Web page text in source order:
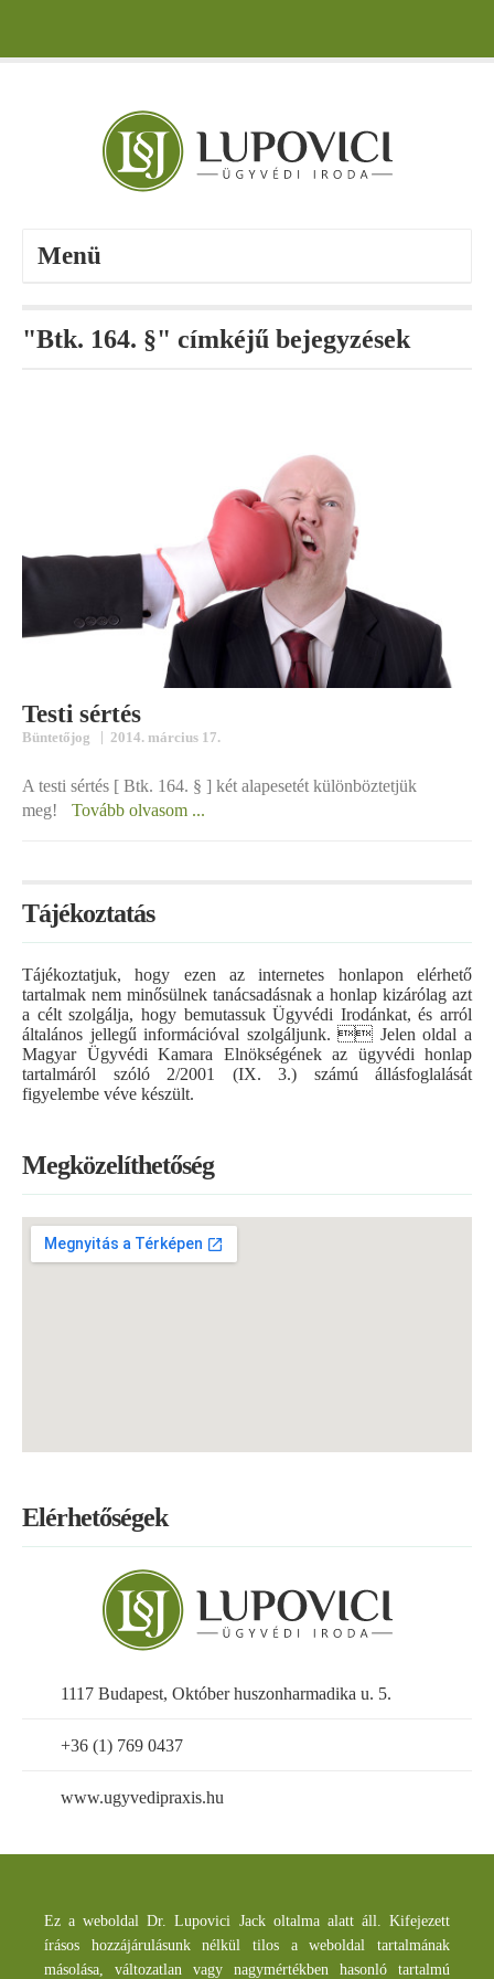
Menü
"Btk. 164. §" címkéjű bejegyzések
Testi sértés
Büntetőjog | 2014. március 17.
A testi sértés [ Btk. 164. § ] két alapesetét különböztetjük
meg!
Tovább olvasom ...
Tájékoztatás
Tájékoztatjuk, hogy ezen az internetes honlapon elérhető
tartalmak nem minősülnek tanácsadásnak a honlap kizárólag azt
a célt szolgálja, hogy bemutassuk Ügyvédi Irodánkat, és arról
általános jellegű információval szolgáljunk.  Jelen oldal a
Magyar Ügyvédi Kamara Elnökségének az ügyvédi honlap
tartalmáról szóló 2/2001 (IX. 3.) számú állásfoglalását
figyelembe véve készült.
Megközelíthetőség
Elérhetőségek
1117 Budapest, Október huszonharmadika u. 5.
+36 (1) 769 0437
www.ugyvedipraxis.hu
Ez a weboldal Dr. Lupovici Jack oltalma alatt áll. Kifejezett
írásos hozzájárulásunk nélkül tilos a weboldal tartalmának
másolása, változatlan vagy nagymértékben hasonló tartalmú